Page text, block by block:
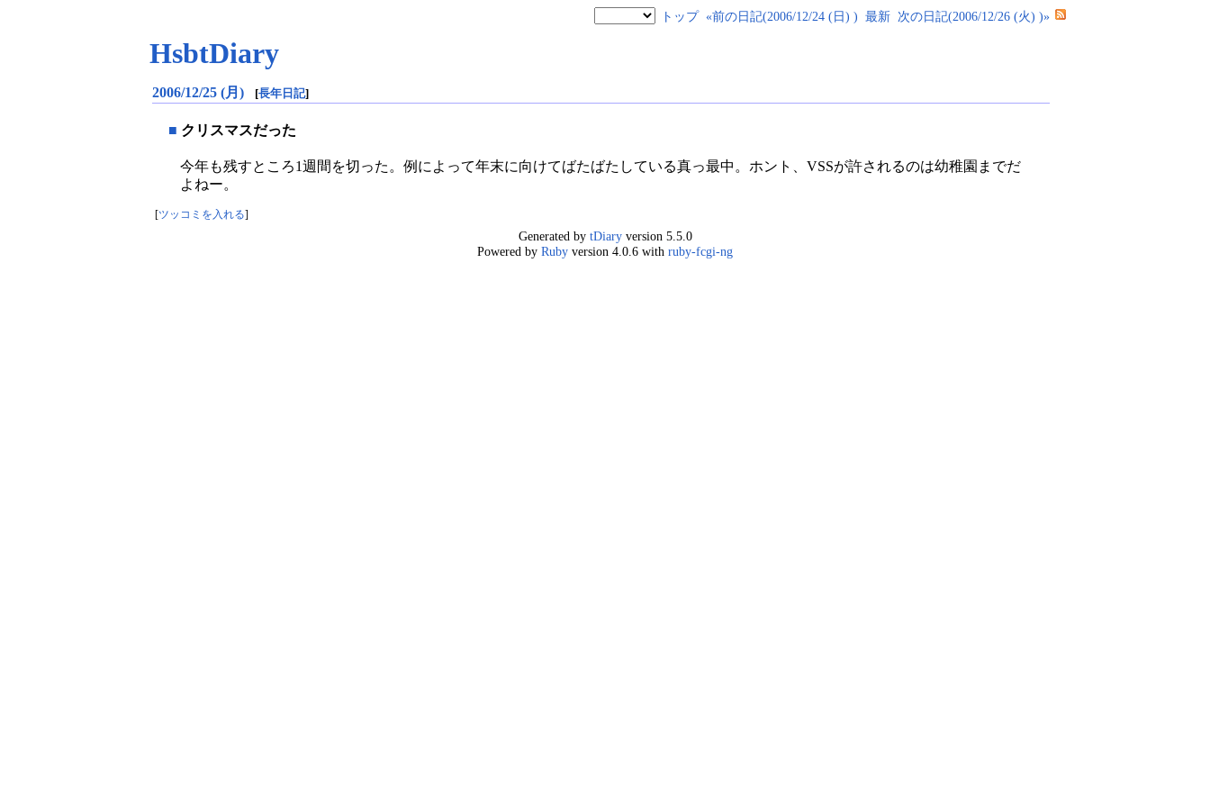
トップ «前の日記(2006/12/24 (日) ) 最新 次の日記(2006/12/26 (火) )»
HsbtDiary
2006/12/25 (月) [長年日記]
■ クリスマスだった
今年も残すところ1週間を切った。例によって年末に向けてばたばたしている真っ最中。ホント、VSSが許されるのは幼稚園までだ
よねー。
[ツッコミを入れる]
Generated by tDiaryversion 5.5.0
Powered by Ruby version 4.0.6 with ruby-fcgi-ng